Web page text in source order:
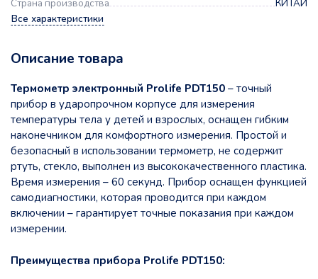
Страна производства
КИТАЙ
Все характеристики
Описание товара
Термометр электронный Prolife PDT150 – точный
прибор в ударопрочном корпусе для измерения
температуры тела у детей и взрослых, оснащен гибким
наконечником для комфортного измерения. Простой и
безопасный в использовании термометр, не содержит
ртуть, стекло, выполнен из высококачественного пластика.
Время измерения – 60 секунд. Прибор оснащен функцией
самодиагностики, которая проводится при каждом
включении – гарантирует точные показания при каждом
измерении.
Преимущества прибора Prolife PDT150: